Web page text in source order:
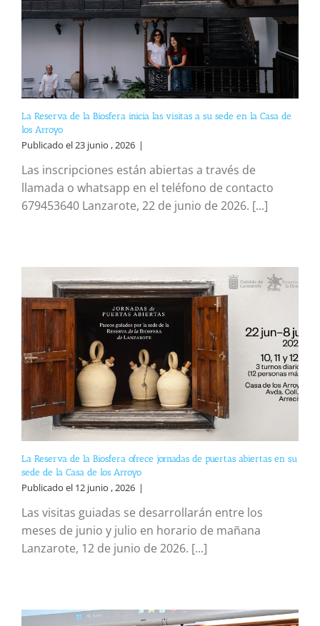
La Reserva de la Biosfera inicia las visitas a su sede en la Casa de
los Arroyo
Publicado el 23 junio , 2026 |
Las inscripciones están abiertas a través de
llamada o whatsapp en el teléfono de contacto
679453640 Lanzarote, 22 de junio de 2026. [...]
La Reserva de la Biosfera ofrece jornadas de puertas abiertas en su
sede de la Casa de los Arroyo
Publicado el 12 junio , 2026 |
Las visitas guiadas se desarrollarán entre los
meses de junio y julio en horario de mañana
Lanzarote, 12 de junio de 2026. [...]